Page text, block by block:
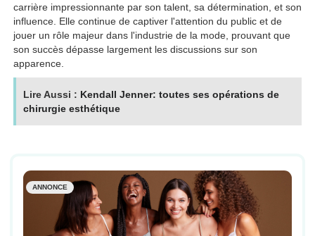
carrière impressionnante par son talent, sa détermination, et son
influence. Elle continue de captiver l'attention du public et de
jouer un rôle majeur dans l'industrie de la mode, prouvant que
son succès dépasse largement les discussions sur son
apparence.
Lire Aussi : Kendall Jenner: toutes ses opérations de
chirurgie esthétique
ANNONCE